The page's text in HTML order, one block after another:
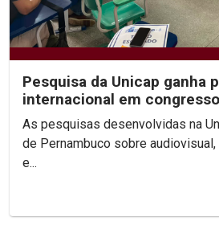
Pesquisa da Unicap ganha
internacional em
México
As pesquisas desenvolvidas na
de Pernambuco sobre
e...